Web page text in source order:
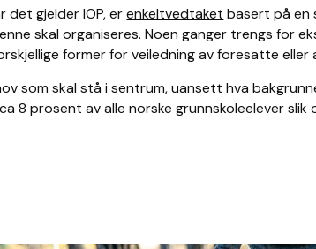
det gjelder IOP, erenkeltvedtaket basert på en
skal organiseres. Noen ganger trengs for
former for veiledning av foresatte eller
som skal stå i sentrum, uansett hva
8 prosent av alle norske grunnskoleelever